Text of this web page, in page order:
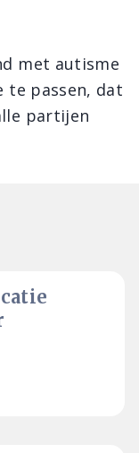
met autisme
te passen, dat
partijen